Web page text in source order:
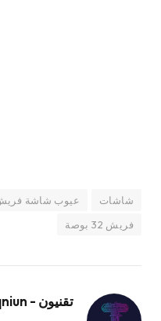
شاشات
عيوب شاشة فريش 43 بوصة
فريش 32 بوصة
تقنيون - Teqniun